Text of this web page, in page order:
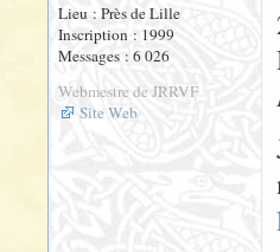
Lieu : Près de Lille
Inscription : 1999
Messages : 6 026
Webmestre de JRRVF
Site Web